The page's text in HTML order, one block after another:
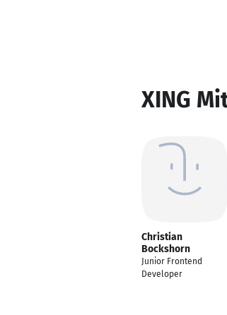
XING
Christian
Bockshorn
Junior Frontend
Developer